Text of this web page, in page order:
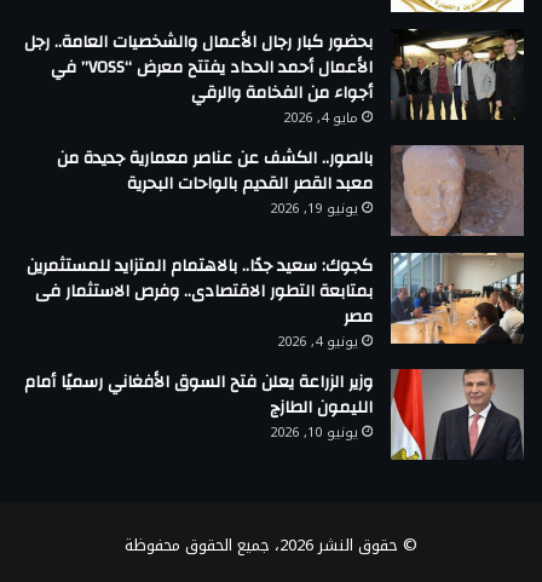
بحضور كبار رجال الأعمال والشخصيات العامة.. رجل
الأعمال أحمد الحداد يفتتح معرض “VOSS” في
أجواء من الفخامة والرقي
مايو 4, 2026
بالصور.. الكشف عن عناصر معمارية جديدة من
معبد القصر القديم بالواحات البحرية
يونيو 19, 2026
كجوك: سعيد جدًا.. بالاهتمام المتزايد للمستثمرين
بمتابعة التطور الاقتصادى.. وفرص الاستثمار فى
مصر
يونيو 4, 2026
وزير الزراعة يعلن فتح السوق الأفغاني رسميًا أمام
الليمون الطازج
يونيو 10, 2026
© حقوق النشر 2026، جميع الحقوق محفوظة